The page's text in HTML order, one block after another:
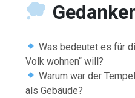
Was bedeutet es für
Volk wohnen“ will?
Warum war der
als Gebäude?